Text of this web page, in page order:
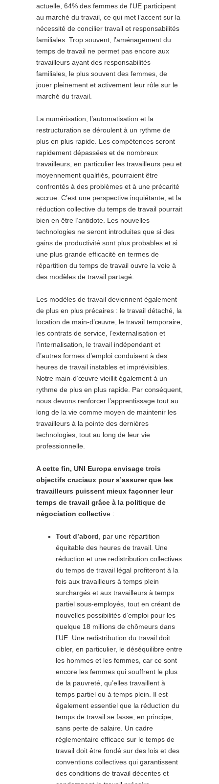
actuelle, 64% des femmes de l’UE participent
au marché du travail, ce qui met l’accent sur la
nécessité de concilier travail et responsabilités
familiales. Trop souvent, l’aménagement du
temps de travail ne permet pas encore aux
travailleurs ayant des responsabilités
familiales, le plus souvent des femmes, de
jouer pleinement et activement leur rôle sur le
marché du travail.
La numérisation, l’automatisation et la
restructuration se déroulent à un rythme de
plus en plus rapide. Les compétences seront
rapidement dépassées et de nombreux
travailleurs, en particulier les travailleurs peu et
moyennement qualifiés, pourraient être
confrontés à des problèmes et à une précarité
accrue. C’est une perspective inquiétante, et la
réduction collective du temps de travail pourrait
bien en être l’antidote. Les nouvelles
technologies ne seront introduites que si des
gains de productivité sont plus probables et si
une plus grande efficacité en termes de
répartition du temps de travail ouvre la voie à
des modèles de travail partagé.
Les modèles de travail deviennent également
de plus en plus précaires : le travail détaché, la
location de main-d’œuvre, le travail temporaire,
les contrats de service, l’externalisation et
l’internalisation, le travail indépendant et
d’autres formes d’emploi conduisent à des
heures de travail instables et imprévisibles.
Notre main-d’œuvre vieillit également à un
rythme de plus en plus rapide. Par conséquent,
nous devons renforcer l’apprentissage tout au
long de la vie comme moyen de maintenir les
travailleurs à la pointe des dernières
technologies, tout au long de leur vie
professionnelle.
A cette fin, UNI Europa envisage trois
objectifs cruciaux pour s’assurer que les
travailleurs puissent mieux façonner leur
temps de travail grâce à la politique de
négociation collective :
Tout d’abord , par une répartition
équitable des heures de travail. Une
réduction et une redistribution collectives
du temps de travail légal profiteront à la
fois aux travailleurs à temps plein
surchargés et aux travailleurs à temps
partiel sous-employés, tout en créant de
nouvelles possibilités d’emploi pour les
quelque 18 millions de chômeurs dans
l’UE. Une redistribution du travail doit
cibler, en particulier, le déséquilibre entre
les hommes et les femmes, car ce sont
encore les femmes qui souffrent le plus
de la pauvreté, qu’elles travaillent à
temps partiel ou à temps plein. Il est
également essentiel que la réduction du
temps de travail se fasse, en principe,
sans perte de salaire. Un cadre
réglementaire efficace sur le temps de
travail doit être fondé sur des lois et des
conventions collectives qui garantissent
des conditions de travail décentes et